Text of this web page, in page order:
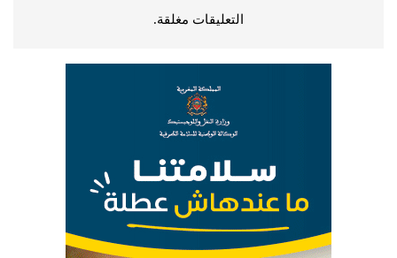
التعليقات مغلقة.